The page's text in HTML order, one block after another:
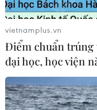
vietnamplus.vn
Điểm chuẩn trúng
đại học, học viện